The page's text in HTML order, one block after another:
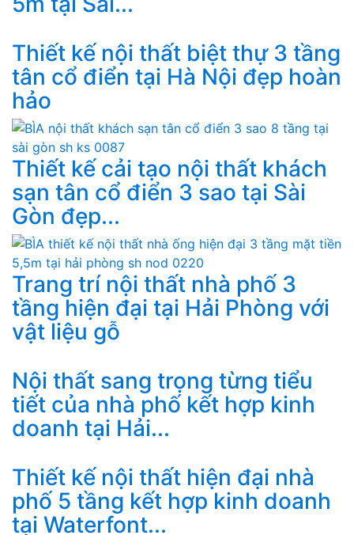
Thiết kế nội thất biệt thự 3 tầng
tân cổ điển tại Hà Nội đẹp hoàn
hảo
Thiết kế cải tạo nội thất khách
sạn tân cổ điển 3 sao tại Sài
Gòn đẹp...
Trang trí nội thất nhà phố 3
tầng hiện đại tại Hải Phòng với
vật liệu gỗ
Nội thất sang trọng từng tiểu
tiết của nhà phố kết hợp kinh
doanh tại Hải...
Thiết kế nội thất hiện đại nhà
phố 5 tầng kết hợp kinh doanh
tại Waterfont...